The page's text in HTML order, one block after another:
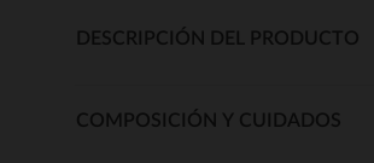
DESCRIPCIÓN DEL PRODUCTO
COMPOSICIÓN Y CUIDADOS